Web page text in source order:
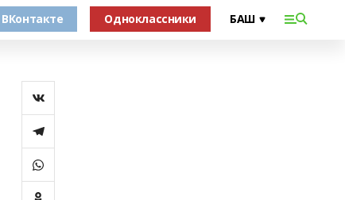
ВКонтакте Одноклассники